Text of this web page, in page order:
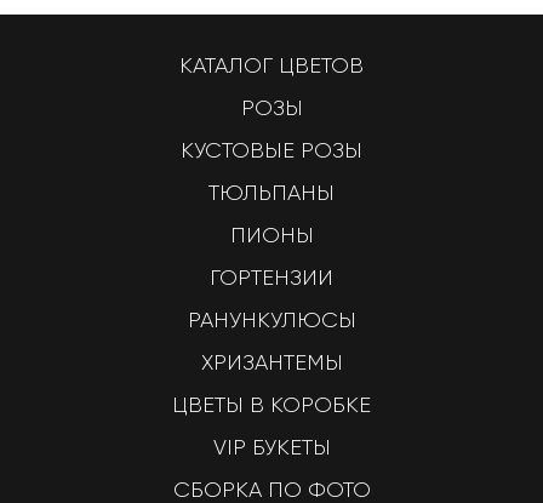
КАТАЛОГ ЦВЕТОВ
РОЗЫ
КУСТОВЫЕ РОЗЫ
ТЮЛЬПАНЫ
ПИОНЫ
ГОРТЕНЗИИ
РАНУНКУЛЮСЫ
ХРИЗАНТЕМЫ
ЦВЕТЫ В КОРОБКЕ
VIP БУКЕТЫ
СБОРКА ПО ФОТО